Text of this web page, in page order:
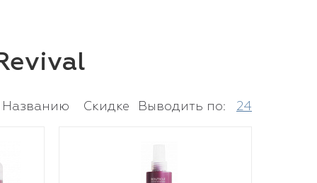
Названию Скидке 24
Выводить по: